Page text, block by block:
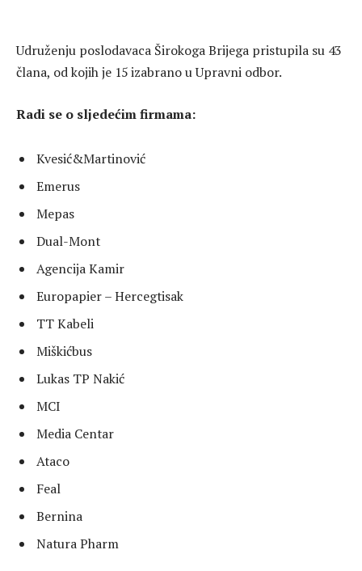
Udruženju poslodavaca Širokoga Brijega pristupila su 43
člana, od kojih je 15 izabrano u Upravni odbor.
Radi se o sljedećim firmama:
Kvesić&Martinović
Emerus
Mepas
Dual-Mont
Agencija Kamir
Europapier – Hercegtisak
TT Kabeli
Miškićbus
Lukas TP Nakić
MCI
Media Centar
Ataco
Feal
Bernina
Natura Pharm